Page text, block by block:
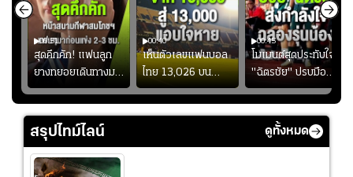
00:51
สุดคึกคัก! แฟนลูก
ยางทยอยเดินทางมา
หน้าสนามกีฬา
สมโภชฯ กันอย่าง
คึกคัก ก่อนเกมเริ่ม
2-3 ชั่วโมง
00:40
เห็นตัวเลขแฟนบอล
ไทย 13,026 บน
สกอร์บอร์ดแล้วแอบ
ใจหาย น้อยกว่านัดที่
00:45
โมเมนต์สุดประทับใจ!
"ฉัตรชัย" ปรบมือ
ฉลองประตูแรกให้
ดาวรุ่ง "เจะฮานาฟี"
ในสีเสื้อช้างศึกชุด
สรุปไทม์ไลน์ ดูทั้งหมด